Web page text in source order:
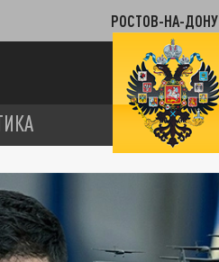
РОСТОВ-НА-ДОНУ